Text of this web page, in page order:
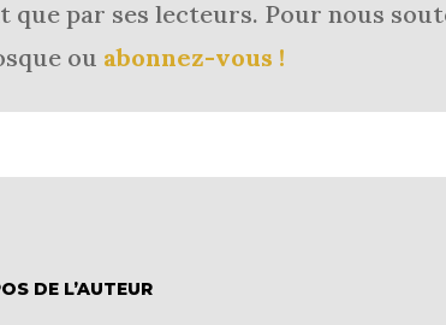
que par ses lecteurs. Pour nous
ou abonnez-vous !
DE L’AUTEUR